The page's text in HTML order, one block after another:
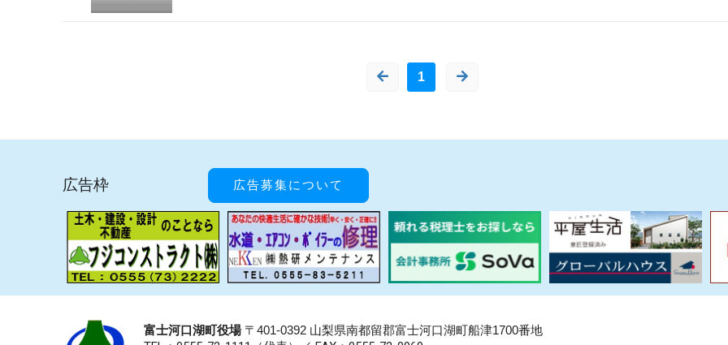
1
広告枠 広告募集について
富士河口湖町役場〒401-0392 山梨県南都留郡富士河口湖町船津1700番地